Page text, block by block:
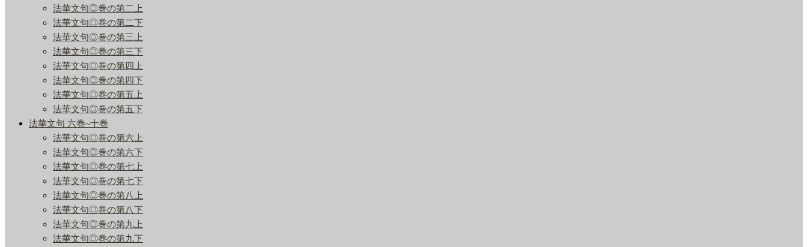
法華文句◎巻の第二上
法華文句◎巻の第二下
法華文句◎巻の第三上
法華文句◎巻の第三下
法華文句◎巻の第四上
法華文句◎巻の第四下
法華文句◎巻の第五上
法華文句◎巻の第五下
法華文句 六巻~十巻
法華文句◎巻の第六上
法華文句◎巻の第六下
法華文句◎巻の第七上
法華文句◎巻の第七下
法華文句◎巻の第八上
法華文句◎巻の第八下
法華文句◎巻の第九上
法華文句◎巻の第九下